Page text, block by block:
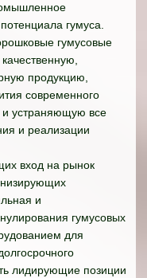
гумуса.
гумусовые
продукцию,
современного
и устраняющую все
и реализации
вход на рынок
и
гумусовых
для
лидирующие позиции